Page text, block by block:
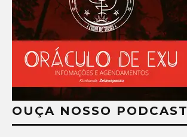
OUÇA NOSSO PODCAST